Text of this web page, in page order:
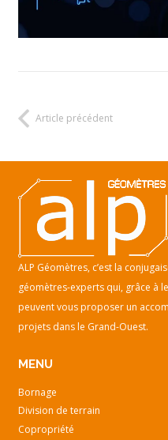
Article précédent
ALP Géomètres, c’est la
géomètres-experts qui, grâce à
peuvent vous proposer un
projets dans le Grand-Ouest.
MENU
Bornage
Division de terrain
Copropriété